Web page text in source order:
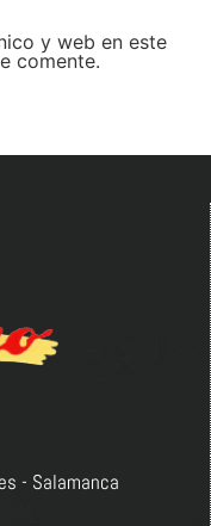
y web en este
comente.
- Salamanca